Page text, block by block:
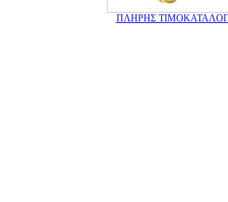
ΠΛΗΡΗΣ